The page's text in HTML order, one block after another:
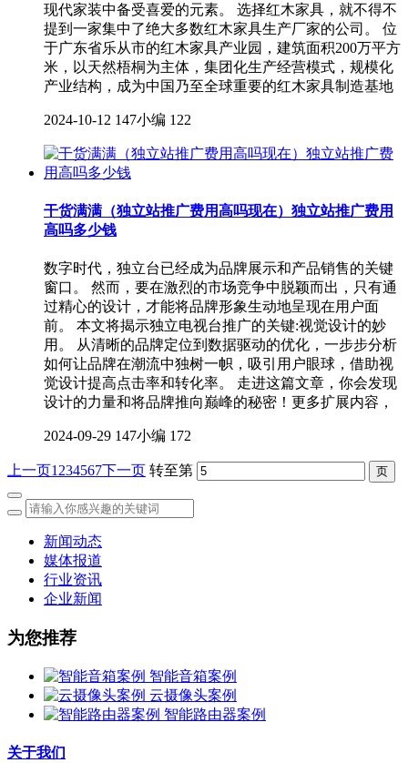
现代家装中备受喜爱的元素。 选择红木家具，就不得不
提到一家集中了绝大多数红木家具生产厂家的公司。 位
于广东省乐从市的红木家具产业园，建筑面积200万平方
米，以天然梧桐为主体，集团化生产经营模式，规模化
产业结构，成为中国乃至全球重要的红木家具制造基地
2024-10-12 147小编 122
干货满满（独立站推广费用高吗现在）独立站推广费用
高吗多少钱
数字时代，独立台已经成为品牌展示和产品销售的关键
窗口。 然而，要在激烈的市场竞争中脱颖而出，只有通
过精心的设计，才能将品牌形象生动地呈现在用户面
前。 本文将揭示独立电视台推广的关键:视觉设计的妙
用。 从清晰的品牌定位到数据驱动的优化，一步步分析
如何让品牌在潮流中独树一帜，吸引用户眼球，借助视
觉设计提高点击率和转化率。 走进这篇文章，你会发现
设计的力量和将品牌推向巅峰的秘密！更多扩展内容，
2024-09-29 147小编 172
上一页1 234567下一页 转至第
新闻动态
媒体报道
行业资讯
企业新闻
为您推荐
智能音箱案例
云摄像头案例
智能路由器案例
关于我们